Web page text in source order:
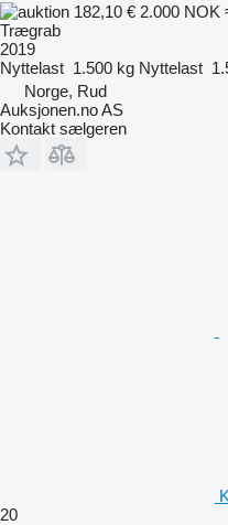
182,10 € 2.000 NOK
Trægrab
2019
Nyttelast 1.500 kg Nyttelast
Norge, Rud
Auksjonen.no AS
Kontakt sælgeren
20